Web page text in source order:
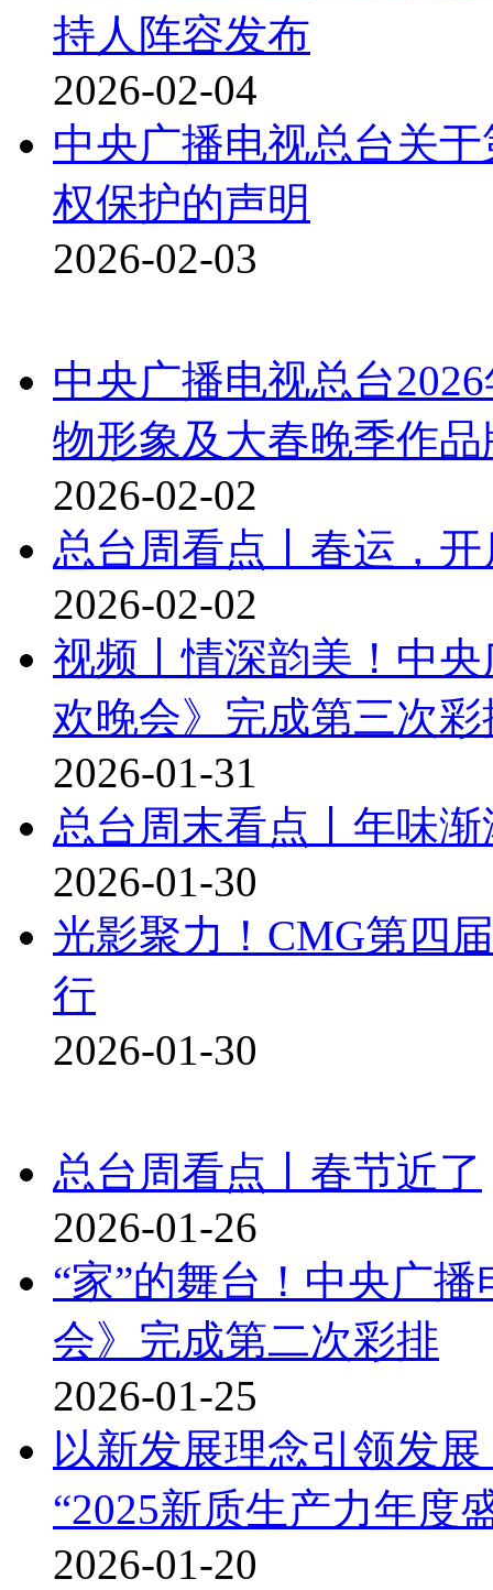
持人阵容发布
2026-02-04
中央广播电视总台关
权保护的声明
2026-02-03
中央广播电视总台
物形象及大春晚季作
2026-02-02
总台周看点丨春运，开
2026-02-02
视频丨情深韵美！中
欢晚会》完成第三次彩
2026-01-31
总台周末看点丨年味渐
2026-01-30
光影聚力！CMG第四
行
2026-01-30
总台周看点丨春节近了
2026-01-26
“家”的舞台！中央广
会》完成第二次彩排
2026-01-25
以新发展理念引领发
“2025新质生产力年度
2026-01-20